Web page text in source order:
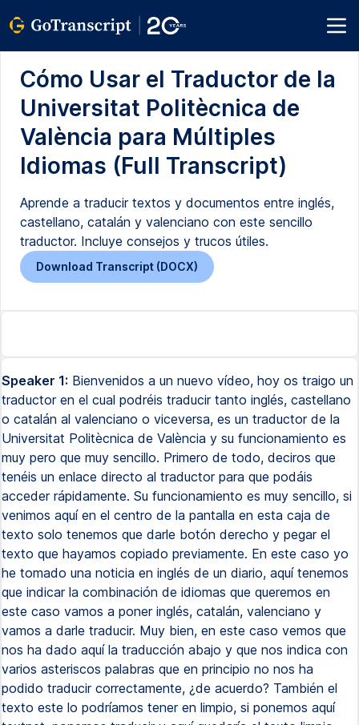
Cómo Usar el Traductor de la
Universitat Politècnica de
València para Múltiples
Idiomas (Full Transcript)
Aprende a traducir textos y documentos entre inglés,
castellano, catalán y valenciano con este sencillo
traductor. Incluye consejos y trucos útiles.
Download Transcript (DOCX)
Speaker 1: Bienvenidos a un nuevo vídeo, hoy os traigo un
traductor en el cual podréis traducir tanto inglés, castellano
o catalán al valenciano o viceversa, es un traductor de la
Universitat Politècnica de València y su funcionamiento es
muy pero que muy sencillo. Primero de todo, deciros que
tenéis un enlace directo al traductor para que podáis
acceder rápidamente. Su funcionamiento es muy sencillo, si
venimos aquí en el centro de la pantalla en esta caja de
texto solo tenemos que darle botón derecho y pegar el
texto que hayamos copiado previamente. En este caso yo
he tomado una noticia en inglés de un diario, aquí tenemos
que indicar la combinación de idiomas que queremos en
este caso vamos a poner inglés, catalán, valenciano y
vamos a darle traducir. Muy bien, en este caso vemos que
nos ha dado aquí la traducción abajo y que nos indica con
varios asteriscos palabras que en principio no nos ha
podido traducir correctamente, ¿de acuerdo? También el
texto este lo podríamos tener en limpio, si ponemos aquí